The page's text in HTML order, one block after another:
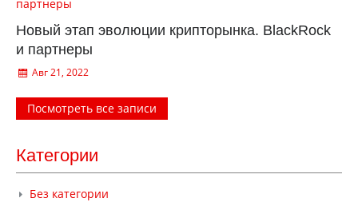
Новый этап эволюции крипторынка. BlackRock
и партнеры
Авг 21, 2022
Посмотреть все записи
Категории
Без категории